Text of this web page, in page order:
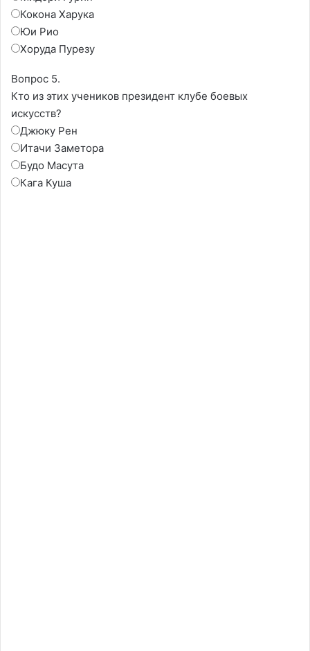
Кокона Харука
Юи Рио
Хоруда Пурезу
Вопрос 5.
Кто из этих учеников президент клубе боевых
искусств?
Джюку Рен
Итачи Заметора
Будо Масута
Кага Куша